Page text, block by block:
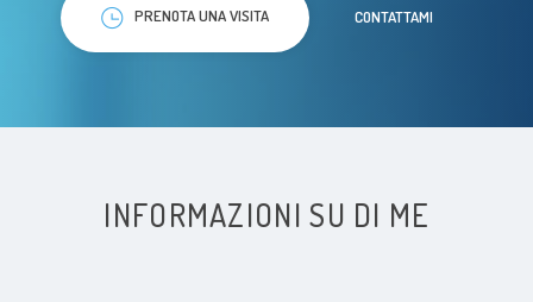
PRENOTA UNA VISITA CONTATTAMI
INFORMAZIONI SU DI ME